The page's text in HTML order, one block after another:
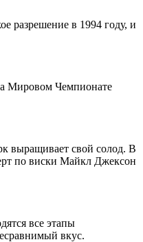
разрешение в 1994 году, и
Мировом Чемпионате
выращивает свой солод. В
по виски Майкл Джексон
все этапы
вкус.